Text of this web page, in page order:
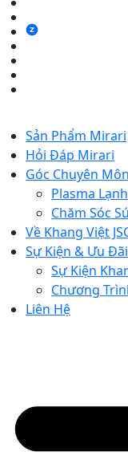
Sản Phẩm Mirari
Hỏi Đáp Mirari
Góc Chuyên Môn
Plasma Lạnh
Chăm Sóc
Về Khang Việt
Sự Kiện & Ưu Đãi
Sự Kiện
Chương
Liên Hệ